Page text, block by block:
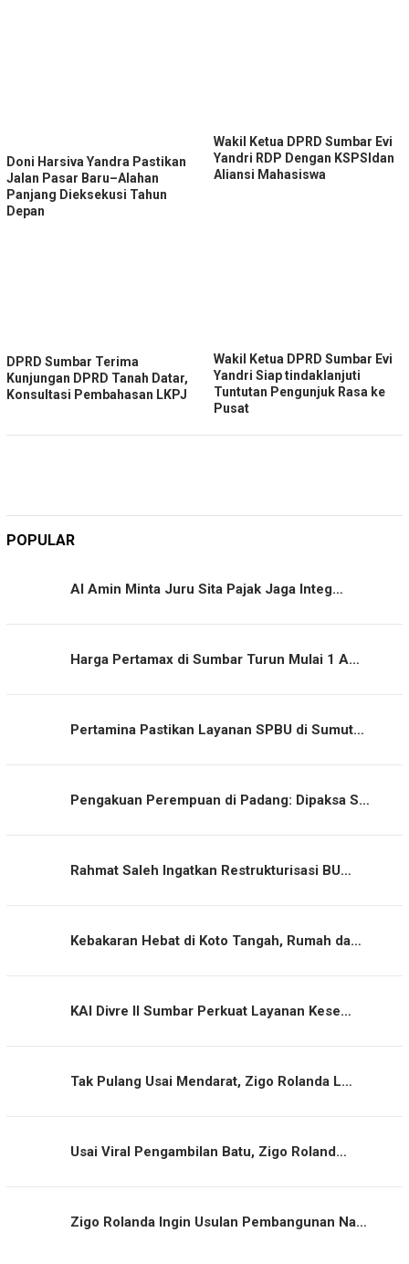
Doni Harsiva Yandra Pastikan
Jalan Pasar Baru–Alahan
Panjang Dieksekusi Tahun
Depan
Wakil Ketua DPRD Sumbar Evi
Yandri RDP Dengan KSPSIdan
Aliansi Mahasiswa
DPRD Sumbar Terima
Kunjungan DPRD Tanah Datar,
Konsultasi Pembahasan LKPJ
Wakil Ketua DPRD Sumbar Evi
Yandri Siap tindaklanjuti
Tuntutan Pengunjuk Rasa ke
Pusat
POPULAR
Al Amin Minta Juru Sita Pajak Jaga Integ…
Harga Pertamax di Sumbar Turun Mulai 1 A…
Pertamina Pastikan Layanan SPBU di Sumut…
Pengakuan Perempuan di Padang: Dipaksa S…
Rahmat Saleh Ingatkan Restrukturisasi BU…
Kebakaran Hebat di Koto Tangah, Rumah da…
KAI Divre II Sumbar Perkuat Layanan Kese…
Tak Pulang Usai Mendarat, Zigo Rolanda L…
Usai Viral Pengambilan Batu, Zigo Roland…
Zigo Rolanda Ingin Usulan Pembangunan Na…